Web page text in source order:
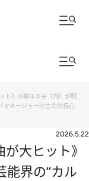
ト》小柳ルミ子（73）が明
マネージャー同士の対抗心
2026.5.22
大ヒット》
能界の“カル